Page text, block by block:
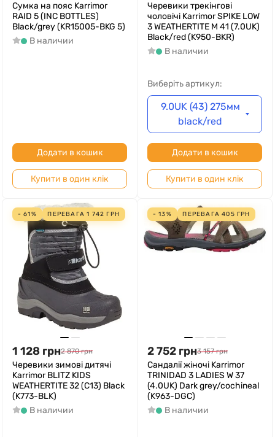
Сумка на пояс Karrimor
RAID 5 (INC BOTTLES)
Black/grey (KR15005-BKG 5)
В наличии
Додати в кошик
Купити в один клік
Черевики трекінгові
чоловічі Karrimor SPIKE LOW
3 WEATHERTITE M 41 (7.0UK)
Black/red (K950-BKR)
В наличии
Виберіть артикул:
9.0UK (43) 275мм
black/red
Додати в кошик
Купити в один клік
- 61% ПЕРЕВАГА1 742 ГРН
1 128 грн2 870 грн
Черевики зимові дитячі
Karrimor BLITZ KIDS
WEATHERTITE 32 (C13) Black
(K773-BLK)
В наличии
- 13% ПЕРЕВАГА405 ГРН
2 752 грн3 157 грн
Cандалії жіночі Karrimor
TRINIDAD 3 LADIES W 37
(4.0UK) Dark grey/cochineal
(K963-DGC)
В наличии